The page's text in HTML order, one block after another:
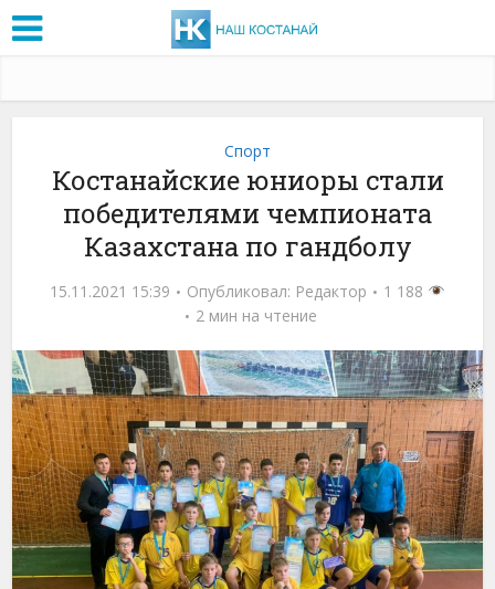
Спорт
Костанайские юниоры стали
победителями чемпионата
Казахстана по гандболу
15.11.2021 15:39 Опубликовал: Редактор
1 188
2 мин на чтение